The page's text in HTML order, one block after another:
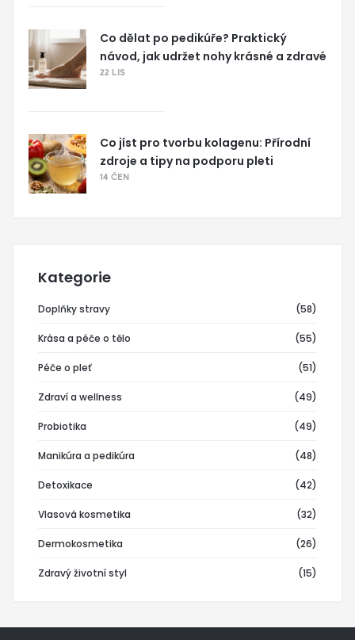
Co dělat po pedikúře? Praktický
návod, jak udržet nohy krásné a zdravé
22 LIS
Co jíst pro tvorbu kolagenu: Přírodní
zdroje a tipy na podporu pleti
14 ČEN
Kategorie
Doplňky stravy (58)
Krása a péče o tělo (55)
Péče o pleť (51)
Zdraví a wellness (49)
Probiotika (49)
Manikúra a pedikúra (48)
Detoxikace (42)
Vlasová kosmetika (32)
Dermokosmetika (26)
Zdravý životní styl (15)